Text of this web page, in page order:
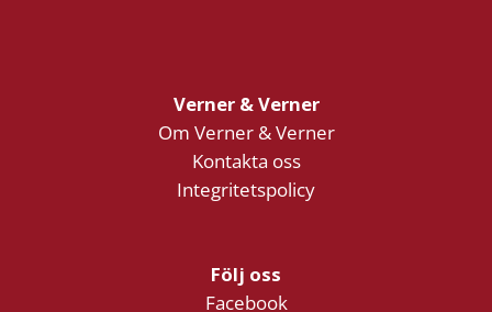
Verner & Verner
Om Verner & Verner
Kontakta oss
Integritetspolicy
Följ oss
Facebook